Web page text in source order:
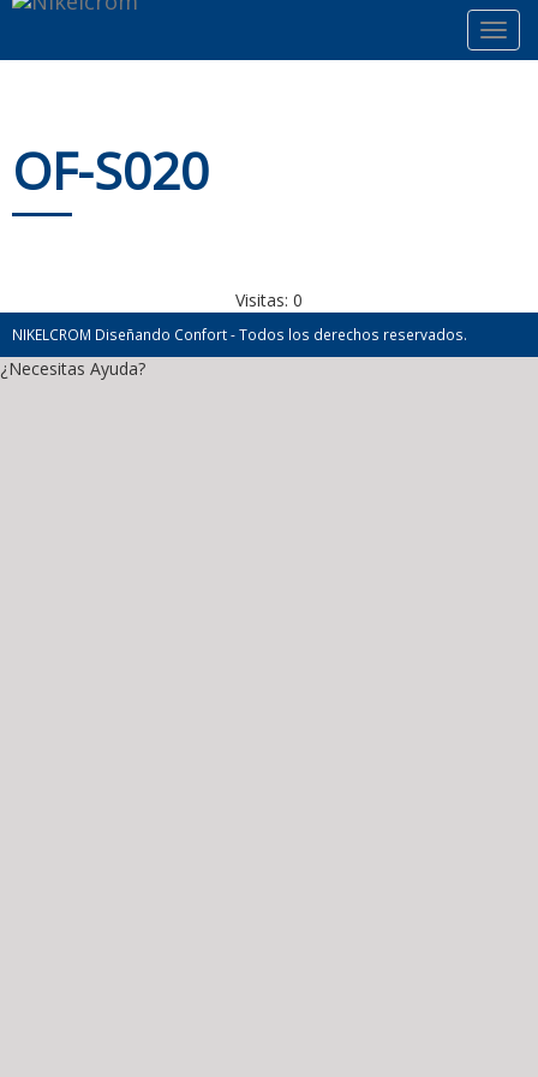
OF-S020
Visitas: 0
NIKELCROM Diseñando Confort - Todos los derechos reservados.
¿Necesitas Ayuda?